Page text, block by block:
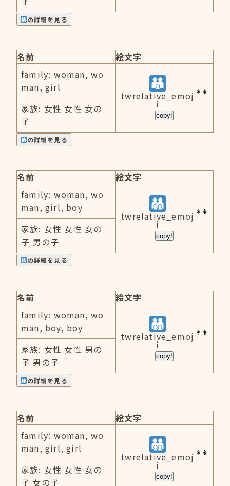
の詳細を見る
名前
絵文字
family: woman, wo
man, girl
twrelative_emoj
i
copy!
家族: 女性 女性 女の
子
の詳細を見る
名前
絵文字
family: woman, wo
man, girl, boy
twrelative_emoj
i
copy!
家族: 女性 女性 女の
子 男の子
の詳細を見る
名前
絵文字
family: woman, wo
man, boy, boy
twrelative_emoj
i
copy!
家族: 女性 女性 男の
子 男の子
の詳細を見る
名前
絵文字
family: woman, wo
man, girl, girl
twrelative_emoj
i
copy!
家族: 女性 女性 女の
子 女の子